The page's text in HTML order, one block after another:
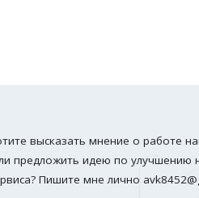
высказать мнение о работе
предложить идею по улучшению
Пишите мне лично